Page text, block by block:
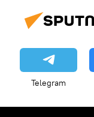
Telegram